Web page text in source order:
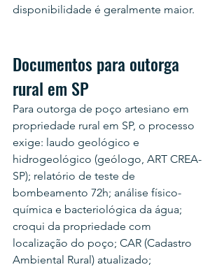
disponibilidade é geralmente maior.
Documentos para outorga
rural em SP
Para outorga de poço artesiano em
propriedade rural em SP, o processo
exige: laudo geológico e
hidrogeológico (geólogo, ART CREA-
SP); relatório de teste de
bombeamento 72h; análise físico-
química e bacteriológica da água;
croqui da propriedade com
localização do poço; CAR (Cadastro
Ambiental Rural) atualizado;